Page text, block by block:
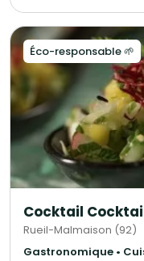
Notre équipe de
besoins de nos clients. En bref, l'Hédoniste Traiteur se consacre à fournir
une expérience culinaire
se souviendront.
Éco-responsable 🌱
Cocktail
Rueil-Malmaison (92)